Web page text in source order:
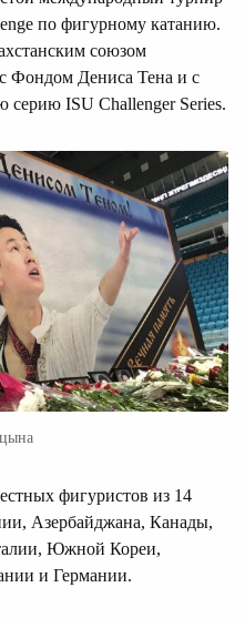
по фигурному катанию.
союзом
Фондом Дениса Тена и с
серию ISU Challenger Series.
фигуристов из 14
Азербайджана, Канады,
Южной Кореи,
и Германии.